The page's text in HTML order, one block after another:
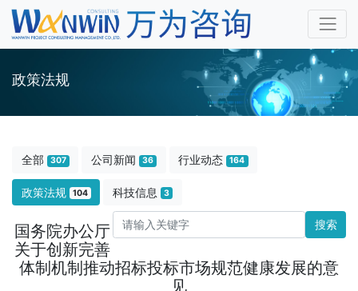
政策法规
全部 307 公司新闻 36 行业动态 164
政策法规 104 科技信息 3
搜索
国务院办公厅
关于创新完善
体制机制推动招标投标市场规范健康发展的意
见